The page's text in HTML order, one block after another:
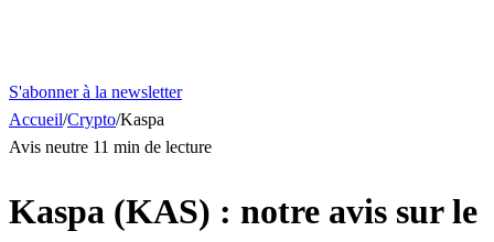
S'abonner à la newsletter
Accueil/Crypto/Kaspa
Avis neutre 11 min de lecture
Kaspa (KAS) : notre avis sur le